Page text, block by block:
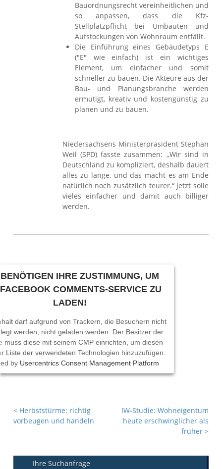
Bauordnungsrecht vereinheitlichen und
so anpassen, dass die Kfz-
Stellplatzpflicht bei Umbauten und
Aufstockungen von Wohnraum entfällt.
Die Einführung eines Gebäudetyps E
("E" wie einfach) ist ein wichtiges
Element, um einfacher und somit
schneller zu bauen. Die Akteure aus der
Bau- und Planungsbranche werden
ermutigt, kreativ und kostengünstig zu
planen und zu bauen.
Niedersachsens Ministerpräsident Stephan
Weil (SPD) fasste zusammen: „Wir sind in
Deutschland zu kompliziert, deshalb dauert
alles zu lange, und das macht es am Ende
natürlich noch zusätzlich teurer.“ Jetzt solle
vieles einfacher und damit auch billiger
werden.
IHRE ZUSTIMMUNG, UM
COMMENTS-SERVICE ZU
LADEN!
darf aufgrund von Trackern, die Besuchern nicht
werden, nicht geladen werden. Der Besitzer der
muss diese mit seinem CMP einrichten, um diesen
Liste der verwendeten Technologien hinzuzufügen.
by Usercentrics Consent Management Platform
< Herbststürme: richtig
vorbeugen und handeln
IW-Studie: Wohneigentum
heute erschwinglicher als
früher >
Ihre Suchanfrage